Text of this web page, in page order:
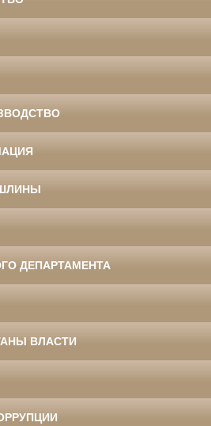
ДЕПАРТАМЕНТА
ВЛАСТИ